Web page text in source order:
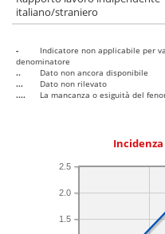
italiano/straniero
-
Indicatore non applicabile per
denominatore
..
Dato non ancora disponibile
...
Dato non rilevato
....
La mancanza o esiguità del
1.5
2.0
2.5